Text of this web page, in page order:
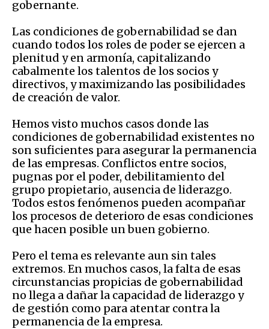
gobernante.
Las condiciones de gobernabilidad se dan
cuando todos los roles de poder se ejercen a
plenitud y en armonía, capitalizando
cabalmente los talentos de los socios y
directivos, y maximizando las posibilidades
de creación de valor.
Hemos visto muchos casos donde las
condiciones de gobernabilidad existentes no
son suficientes para asegurar la permanencia
de las empresas. Conflictos entre socios,
pugnas por el poder, debilitamiento del
grupo propietario, ausencia de liderazgo.
Todos estos fenómenos pueden acompañar
los procesos de deterioro de esas condiciones
que hacen posible un buen gobierno.
Pero el tema es relevante aun sin tales
extremos. En muchos casos, la falta de esas
circunstancias propicias de gobernabilidad
no llega a dañar la capacidad de liderazgo y
de gestión como para atentar contra la
permanencia de la empresa.